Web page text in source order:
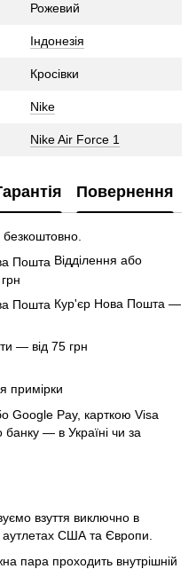
Рожевий
Індонезія
Кросівки
Nike
Nike Air Force 1
Повернення
Відділення або
Кур'єр Нова Пошта —
— від 75 грн
примірки
Google Pay, карткою Visa
— в Україні чи за
взуття виключно в
аутлетах США та Європи.
пара проходить внутрішній